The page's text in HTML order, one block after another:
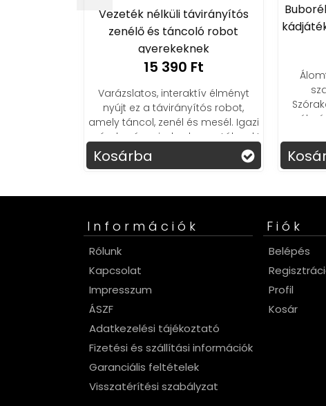
Vezeték nélküli távirányítós
zenélő és táncoló robot
gyerekeknek
15 390 Ft
Varázslatos, interaktív élményt
nyújt ez a távirányítós robot,
amely táncol, zenél és mesél. Igazi
szórakozás minden korosztálynak!
Kosárba
Információk
Rólunk
Kapcsolat
Impresszum
ÁSZF
Adatkezelési tájékoztató
Fizetési és szállítási információk
Garanciális feltételek
Visszatérítési szabályzat
Fiók
Belépés
Profil
Kosár